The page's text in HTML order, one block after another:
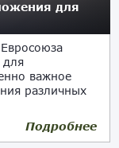
для
для
важное
различных
Подробнее